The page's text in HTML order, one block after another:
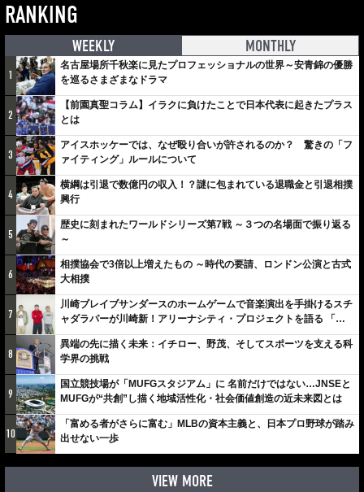
RANKING
WEEKLY MONTHLY
1
名古屋場所千秋楽に見たプロフェッショナルの世界～安青錦の優勝
を巡るさまざまなドラマ
2
【前園真聖コラム】イラクに負けたことで日本代表に起きたプラス
とは
3
アイスホッケーでは、なぜ殴り合いが許されるのか？ 驚きの「フ
ァイティング」ルールについて
4
横綱は引退で数億円の収入！？謎に包まれている退職金と引退相撲
興行
5
歴史に刻まれたワールドシリーズ第7戦 ～３つの名場面で振り返る
～
6
相撲協会で3倍以上増えたもの ～時代の要請、ロンドン公演と古式
大相撲
7
川崎ブレイブサンダースのホームゲームで音楽演出を手掛けるスチ
ャダラパーが川崎新！アリーナシティ・プロジェクトを語る 「楽
しみでしかないでしょ。川崎は、ずっと成長曲線だから」
8
異端の先に描く未来：イチロー、野茂、そしてスポーツを支える科
学界の挑戦
9
国立競技場が「MUFGスタジアム」に 名前だけではない…JNSEと
MUFGが“共創”し描く地域活性化・社会価値創造の近未来図とは
10
「富める者がさらに富む」MLBの資本主義と、日本プロ野球が踏み
出せない一歩
VIEW MORE